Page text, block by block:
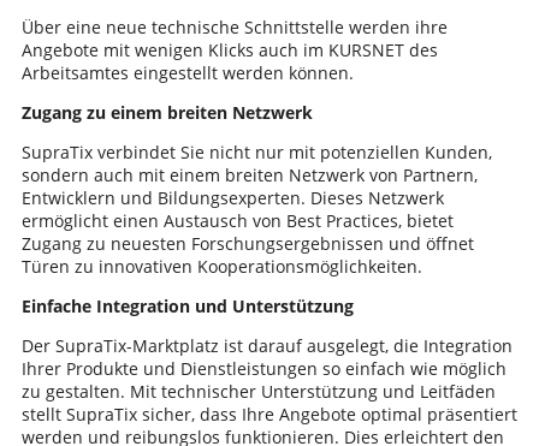
Über eine neue technische Schnittstelle werden ihre
Angebote mit wenigen Klicks auch im KURSNET des
Arbeitsamtes eingestellt werden können.
Zugang zu einem breiten Netzwerk
SupraTix verbindet Sie nicht nur mit potenziellen Kunden,
sondern auch mit einem breiten Netzwerk von Partnern,
Entwicklern und Bildungsexperten. Dieses Netzwerk
ermöglicht einen Austausch von Best Practices, bietet
Zugang zu neuesten Forschungsergebnissen und öffnet
Türen zu innovativen Kooperationsmöglichkeiten.
Einfache Integration und Unterstützung
Der SupraTix-Marktplatz ist darauf ausgelegt, die Integration
Ihrer Produkte und Dienstleistungen so einfach wie möglich
zu gestalten. Mit technischer Unterstützung und Leitfäden
stellt SupraTix sicher, dass Ihre Angebote optimal präsentiert
werden und reibungslos funktionieren. Dies erleichtert den